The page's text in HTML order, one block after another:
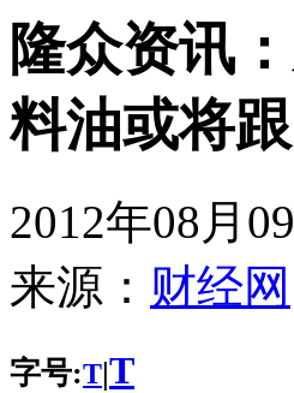
隆众资讯
料油或将
2012年08月
来源： 财经网
字号:T|T